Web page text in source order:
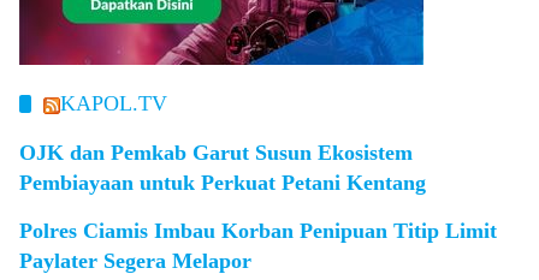
KAPOL.TV
OJK dan Pemkab Garut Susun Ekosistem
Pembiayaan untuk Perkuat Petani Kentang
Polres Ciamis Imbau Korban Penipuan Titip Limit
Paylater Segera Melapor